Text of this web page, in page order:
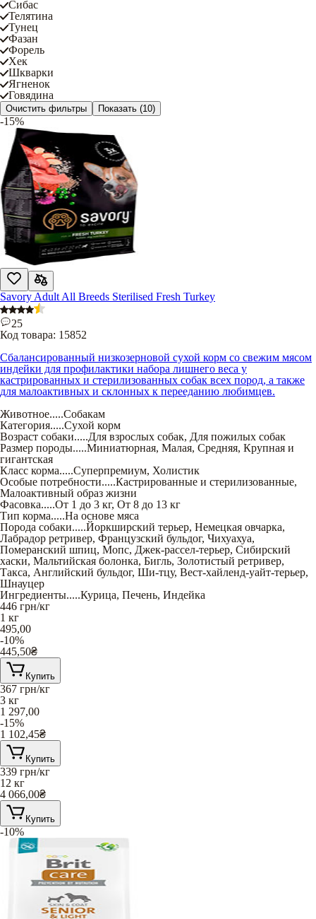
Сибас
Телятина
Тунец
Фазан
Форель
Хек
Шкварки
Ягненок
Говядина
Очистить фильтры Показать (10)
-15%
Savory Adult All Breeds Sterilised Fresh Turkey
25
Код товара: 15852
Сбалансированный низкозерновой сухой корм со свежим мясом
индейки для профилактики набора лишнего веса у
кастрированных и стерилизованных собак всех пород, а также
для малоактивных и склонных к перееданию любимцев.
Животное.....Собакам
Категория.....Сухой корм
Возраст собаки.....Для взрослых собак, Для пожилых собак
Размер породы.....Миниатюрная, Малая, Средняя, Крупная и
гигантская
Класс корма.....Суперпремиум, Холистик
Особые потребности.....Кастрированные и стерилизованные,
Малоактивный образ жизни
Фасовка.....От 1 до 3 кг, От 8 до 13 кг
Тип корма.....На основе мяса
Порода собаки.....Йоркширский терьер, Немецкая овчарка,
Лабрадор ретривер, Французский бульдог, Чихуахуа,
Померанский шпиц, Мопс, Джек-рассел-терьер, Сибирский
хаски, Мальтийская болонка, Бигль, Золотистый ретривер,
Такса, Английский бульдог, Ши-тцу, Вест-хайленд-уайт-терьер,
Шнауцер
Ингредиенты.....Курица, Печень, Индейка
446 грн/кг
1 кг
495,00
-10%
445,50₴
Купить
367 грн/кг
3 кг
1 297,00
-15%
1 102,45₴
Купить
339 грн/кг
12 кг
4 066,00₴
Купить
-10%